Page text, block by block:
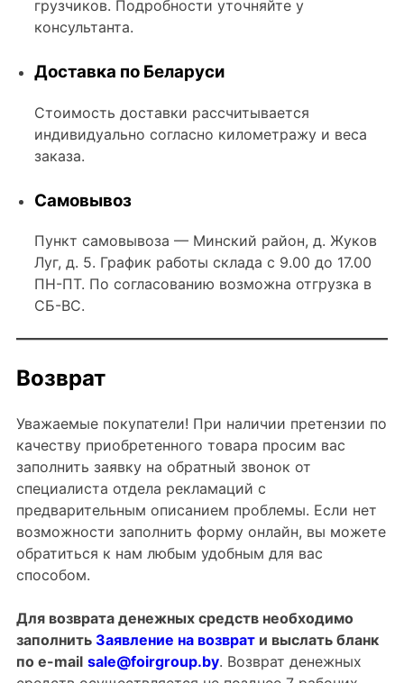
грузчиков. Подробности уточняйте у
консультанта.
Доставка по Беларуси
Стоимость доставки рассчитывается
индивидуально согласно километражу и веса
заказа.
Cамовывоз
Пункт самовывоза — Минский район, д. Жуков
Луг, д. 5. График работы склада с 9.00 до 17.00
ПН-ПТ. По согласованию возможна отгрузка в
СБ-ВС.
Возврат
Уважаемые покупатели! При наличии претензии по
качеству приобретенного товара просим вас
заполнить заявку на обратный звонок от
специалиста отдела рекламаций с
предварительным описанием проблемы. Если нет
возможности заполнить форму онлайн, вы можете
обратиться к нам любым удобным для вас
способом.
Для возврата денежных средств необходимо
заполнить Заявление на возврати выслать бланк
по e-mail sale@foirgroup.by. Возврат денежных